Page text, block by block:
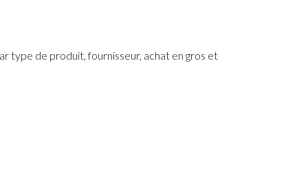
type de produit, fournisseur, achat en gros et